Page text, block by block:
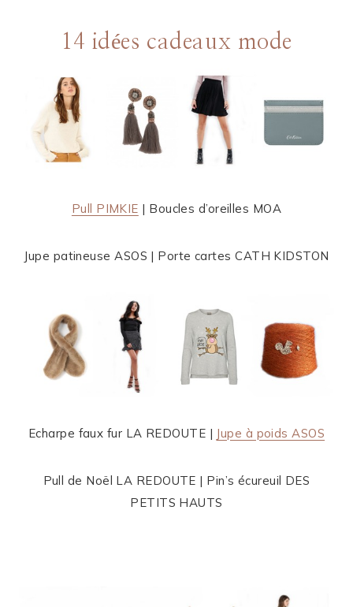
14 idées cadeaux mode
Pull PIMKIE | Boucles d’oreilles MOA
Jupe patineuse ASOS | Porte cartes CATH KIDSTON
Echarpe faux fur LA REDOUTE | Jupe à poids ASOS
Pull de Noël LA REDOUTE | Pin’s écureuil DES
PETITS HAUTS